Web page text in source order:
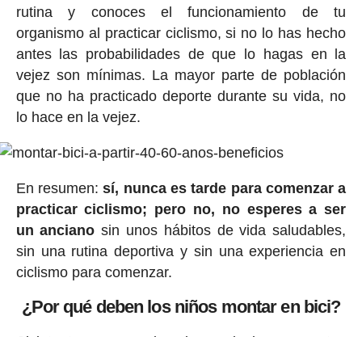
rutina y conoces el funcionamiento de tu
organismo al practicar ciclismo, si no lo has hecho
antes las probabilidades de que lo hagas en la
vejez son mínimas. La mayor parte de población
que no ha practicado deporte durante su vida, no
lo hace en la vejez.
En resumen:sí, nunca es tarde para comenzar a
practicar ciclismo; pero no, no esperes a ser
un anciano sin unos hábitos de vida saludables,
sin una rutina deportiva y sin una experiencia en
ciclismo para comenzar.
¿Por qué deben los niños montar en bici?